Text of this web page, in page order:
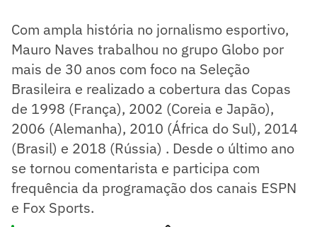
Com ampla história no jornalismo esportivo,
Mauro Naves trabalhou no grupo Globo por
mais de 30 anos com foco na Seleção
Brasileira e realizado a cobertura das Copas
de 1998 (França), 2002 (Coreia e Japão),
2006 (Alemanha), 2010 (África do Sul), 2014
(Brasil) e 2018 (Rússia) . Desde o último ano
se tornou comentarista e participa com
frequência da programação dos canais ESPN
e Fox Sports.